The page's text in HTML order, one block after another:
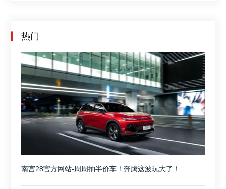
热门
南宫28官方网站-周周抽半价车！奔腾这波玩大了！